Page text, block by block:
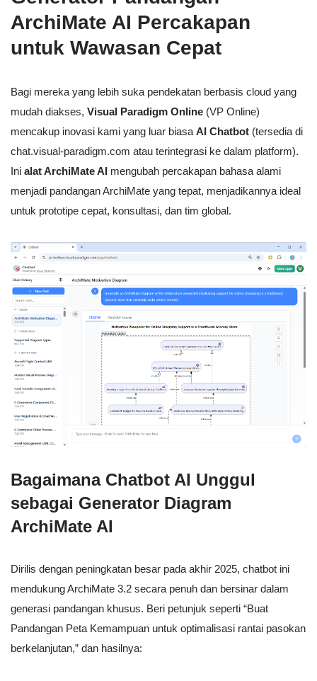
ArchiMate AI Percakapan
untuk Wawasan Cepat
Bagi mereka yang lebih suka pendekatan berbasis cloud yang
mudah diakses, Visual Paradigm Online (VP Online)
mencakup inovasi kami yang luar biasa AI Chatbot (tersedia di
chat.visual-paradigm.com atau terintegrasi ke dalam platform).
Ini alat ArchiMate AI mengubah percakapan bahasa alami
menjadi pandangan ArchiMate yang tepat, menjadikannya ideal
untuk prototipe cepat, konsultasi, dan tim global.
Bagaimana Chatbot AI Unggul
sebagai Generator Diagram
ArchiMate AI
Dirilis dengan peningkatan besar pada akhir 2025, chatbot ini
mendukung ArchiMate 3.2 secara penuh dan bersinar dalam
generasi pandangan khusus. Beri petunjuk seperti “Buat
Pandangan Peta Kemampuan untuk optimalisasi rantai pasokan
berkelanjutan,” dan hasilnya: